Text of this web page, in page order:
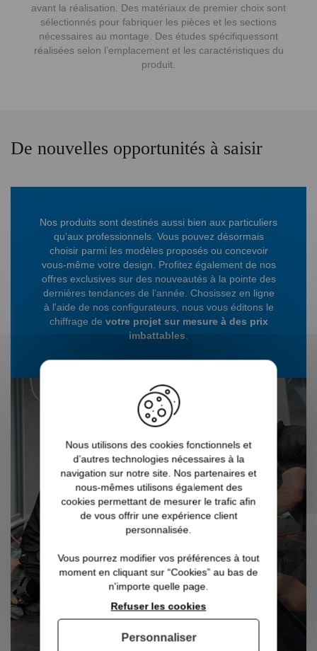
avant la réalisation. Des matériaux de premier choix sont
sélectionnés pour fabriquer les pièces et les sections
nécessaires au montage. Des études spécifiquessont
réalisées selon l’emplacement et les caractéristiques du
produit.
De nouvelles opportunités à saisir
Nos produits sont destinés aussi bien aux particuliers
qu’aux professionnels. Vous pouvez désormais
choisir parmi les modèles proposés ou concevoir
vous-même votre design. Profitez également de nos
offres exclusives sur des nouveautés à la pointe des
dernières tendances de l’année. Chosissez en ligne
à l'aide de nos configurateurs, nous vous éditons le
chiffrage de votre projet sur mesure à des prix
imbattables
Nous utilisons des cookies fonctionnels et
d’autres technologies nécessaires à la
navigation sur notre site. Nos partenaires et
nous-mêmes utilisons également des
cookies permettant de mesurer le trafic afin
de vous offrir une expérience client
personnalisée.
Vous pourrez modifier vos préférences à tout
moment en cliquant sur “Cookies” au bas de
n'importe quelle page.
Refuser les cookies
Personnaliser